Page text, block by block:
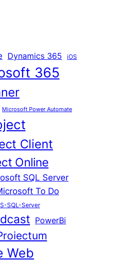
Dynamics 365 iOS
365
Microsoft Power Automate
Client
Online
SQL Server
To Do
SQL-Server
PowerBi
Web